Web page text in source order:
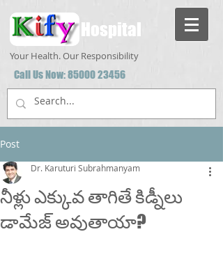
Hospital
Your Health. Our Responsibility
Call Us Now:85000 23456
Post
నీళ్లు ఎక్కువ తాగితే కిడ్నీలు
డామేజ్ అవుతాయా?
Dr. Karuturi Subrahmanyam